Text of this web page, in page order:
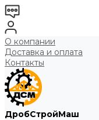
О компании
Доставка и оплата
Контакты
ДробСтройМаш